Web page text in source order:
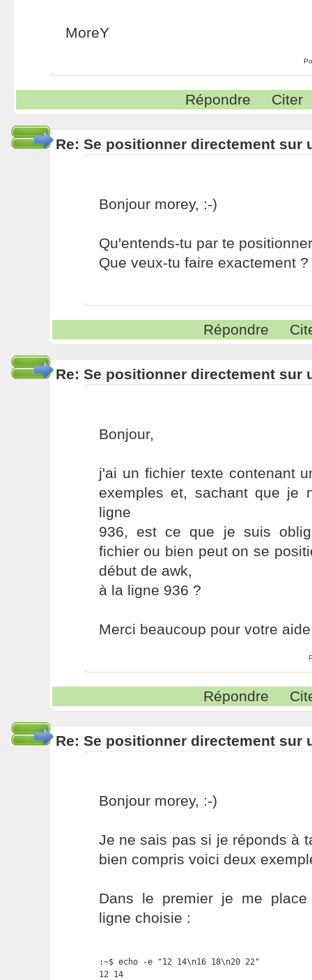
MoreY
Répondre Citer
Re: Se positionner directement sur
Bonjour morey, :-)
Qu'entends-tu par te
Que veux-tu faire exactement ?
Répondre
Re: Se positionner directement sur
Bonjour,
j'ai un fichier texte contenant
exemples et, sachant que je
ligne
936, est ce que je suis
fichier ou bien peut on se
début de awk,
à la ligne 936 ?
Merci beaucoup pour votre
Répondre
Re: Se positionner directement sur
Bonjour morey, :-)
Je ne sais pas si je réponds à
bien compris voici deux
Dans le premier je me
ligne choisie :
:~$ echo -e "12 14\n16 18\n20 22"
12 14